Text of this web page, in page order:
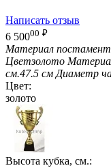
Написать отзыв
6 50000 ₽
Материал
Цветзолото
см.47.5 см Диаметр
Цвет:
золото
Высота кубка, см.: